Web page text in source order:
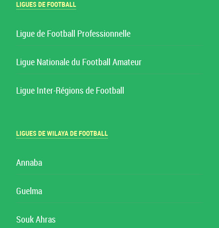
LIGUES DE FOOTBALL
Ligue de Football Professionnelle
Ligue Nationale du Football Amateur
Ligue Inter-Régions de Football
LIGUES DE WILAYA DE FOOTBALL
Annaba
Guelma
Souk Ahras